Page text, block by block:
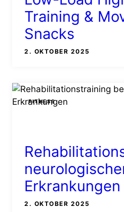
Training &
Snacks
2. OKTOBER 2025
FITNESS
Erkrankungen
2. OKTOBER 2025